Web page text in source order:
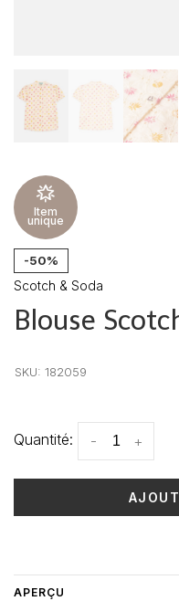
Item
unique
-50%
Scotch & Soda
Blouse
SKU: 182059
Quantité: +
-
APERÇU